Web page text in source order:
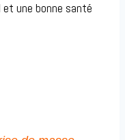
et une bonne santé